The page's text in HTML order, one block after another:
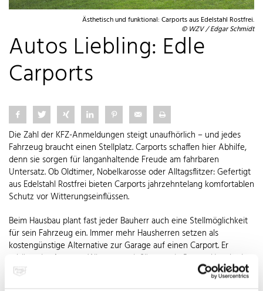
Ästhetisch und funktional: Carports aus Edelstahl Rostfrei.
© WZV / Edgar Schmidt
Autos Liebling: Edle
Carports
Die Zahl der KFZ-Anmeldungen steigt unaufhörlich – und jedes
Fahrzeug braucht einen Stellplatz. Carports schaffen hier Abhilfe,
denn sie sorgen für langanhaltende Freude am fahrbaren
Untersatz. Ob Oldtimer, Nobelkarosse oder Alltagsflitzer: Gefertigt
aus Edelstahl Rostfrei bieten Carports jahrzehntelang komfortablen
Schutz vor Witterungseinflüssen.
Beim Hausbau plant fast jeder Bauherr auch eine Stellmöglichkeit
für sein Fahrzeug ein. Immer mehr Hausherren setzen als
kostengünstige Alternative zur Garage auf einen Carport. Er
schützt das Auto vor Witterungseinflüssen wie Regen, Hagel oder
Schnee. So vermeidet er im Sommer das Aufheizen des
Innenraums durch Sonneneinstrahlung und erspart im Winter